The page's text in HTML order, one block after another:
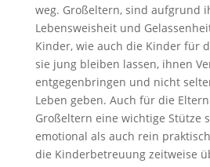
weg. Großeltern, sind aufgrund
Lebensweisheit und
Kinder, wie auch die Kinder für
sie jung bleiben lassen, ihnen
entgegenbringen und nicht
Leben geben. Auch für die
Großeltern eine wichtige Stütze
emotional als auch rein
die Kinderbetreuung zeitweise